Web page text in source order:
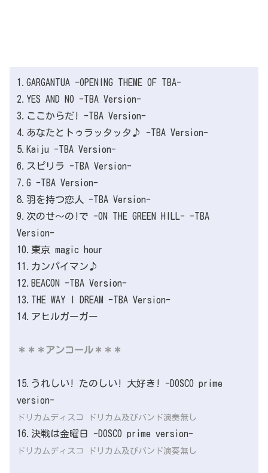
1.GARGANTUA -OPENING THEME OF TBA-
2.YES AND NO -TBA Version-
3.ここからだ! -TBA Version-
4.あなたとトゥラッタッタ♪ -TBA Version-
5.Kaiju -TBA Version-
6.スピリラ -TBA Version-
7.G -TBA Version-
8.羽を持つ恋人 -TBA Version-
9.次のせ〜の!で -ON THE GREEN HILL- -TBA
Version-
10.東京 magic hour
11.カンパイマン♪
12.BEACON -TBA Version-
13.THE WAY I DREAM -TBA Version-
14.アヒルガーガー
＊＊＊アンコール＊＊＊
15.うれしい! たのしい! 大好き! -DOSCO prime
version-
ドリカムディスコ ドリカム及びバンド演奏無し
16.決戦は金曜日 -DOSCO prime version-
ドリカムディスコ ドリカム及びバンド演奏無し